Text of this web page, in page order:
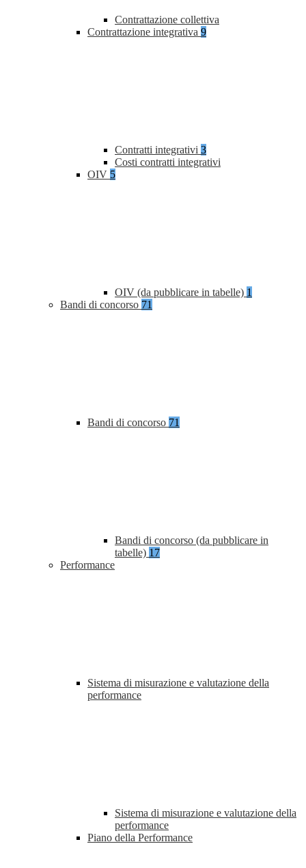
Contrattazione collettiva
Contrattazione integrativa 9
Contratti integrativi 3
Costi contratti integrativi
OIV 5
OIV (da pubblicare in tabelle) 1
Bandi di concorso 71
Bandi di concorso 71
Bandi di concorso (da pubblicare in
tabelle) 17
Performance
Sistema di misurazione e valutazione della
performance
Sistema di misurazione e valutazione della
performance
Piano della Performance